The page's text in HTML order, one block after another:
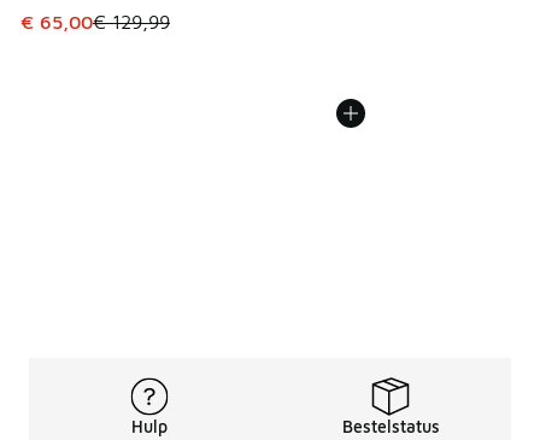
Dit artikel is in de uitverkoop. Dit artikel is in de
€ 65,00€ 129,99
Hulp Bestelstatus